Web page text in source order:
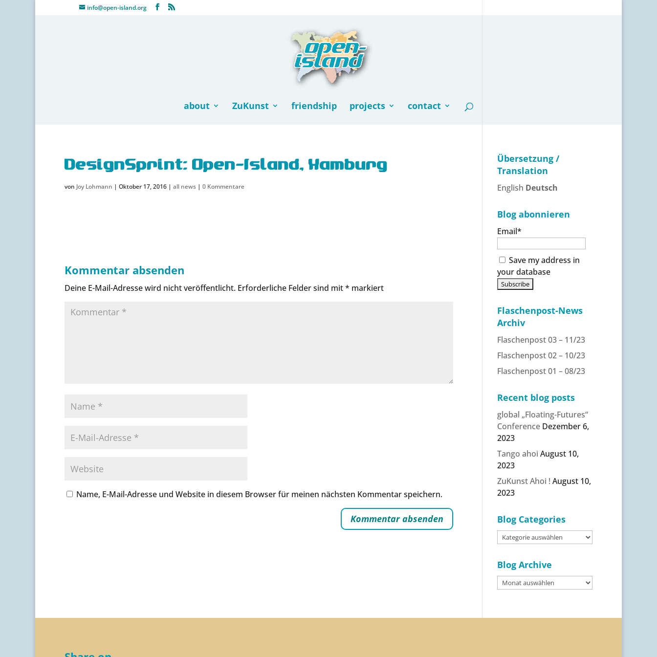
info@open-island.org
about ZuKunst friendship projects contact
DesignSprint: Open-Island, Hamburg
von Joy Lohmann | Oktober 17, 2016 | all news | 0 Kommentare
Kommentar absenden
Deine E-Mail-Adresse wird nicht veröffentlicht. Erforderliche Felder sind mit* markiert
Name, E-Mail-Adresse und Website in diesem Browser für meinen nächsten Kommentar speichern.
t
e
Übersetzung /
Translation
English Deutsch
Blog abonnieren
Email*
Save my address in
your database
Flaschenpost-News
Archiv
Flaschenpost 03 – 11/23
Flaschenpost 02 – 10/23
Flaschenpost 01 – 08/23
Recent blog posts
global „Floating-Futures“
Conference Dezember 6,
2023
Tango ahoi August 10,
2023
ZuKunst Ahoi ! August 10,
2023
Blog Categories
Blog
Categories
Blog Archive
Blog
Archive